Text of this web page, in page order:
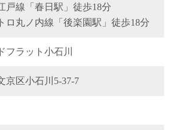
戸線「春日駅」徒歩18分
ロ丸ノ内線「後楽園駅」徒歩18分
フラット小石川
京区小石川5-37-7